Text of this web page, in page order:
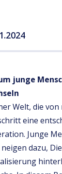
junge
Welt, die
eine
Junge
neigen dazu,